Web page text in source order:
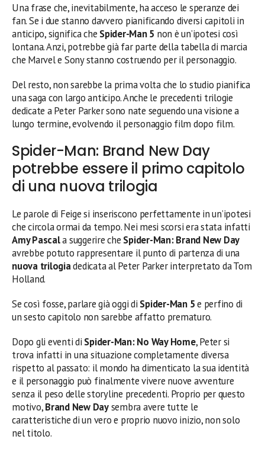
Una frase che, inevitabilmente, ha acceso le speranze dei
fan. Se i due stanno davvero pianificando diversi capitoli in
anticipo, significa che Spider-Man 5 non è un’ipotesi così
lontana. Anzi, potrebbe già far parte della tabella di marcia
che Marvel e Sony stanno costruendo per il personaggio.
Del resto, non sarebbe la prima volta che lo studio pianifica
una saga con largo anticipo. Anche le precedenti trilogie
dedicate a Peter Parker sono nate seguendo una visione a
lungo termine, evolvendo il personaggio film dopo film.
Spider-Man: Brand New Day
potrebbe essere il primo capitolo
di una nuova trilogia
Le parole di Feige si inseriscono perfettamente in un’ipotesi
che circola ormai da tempo. Nei mesi scorsi era stata infatti
Amy Pascala suggerire che Spider-Man: Brand New Day
avrebbe potuto rappresentare il punto di partenza di una
nuova trilogiadedicata al Peter Parker interpretato da Tom
Holland.
Se così fosse, parlare già oggi di Spider-Man 5e perfino di
un sesto capitolo non sarebbe affatto prematuro.
Dopo gli eventi di Spider-Man: No Way Home, Peter si
trova infatti in una situazione completamente diversa
rispetto al passato: il mondo ha dimenticato la sua identità
e il personaggio può finalmente vivere nuove avventure
senza il peso delle storyline precedenti. Proprio per questo
motivo,Brand New Daysembra avere tutte le
caratteristiche di un vero e proprio nuovo inizio, non solo
nel titolo.